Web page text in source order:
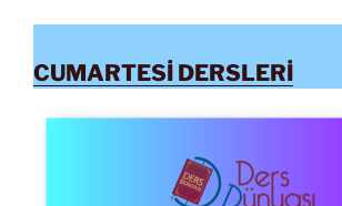
CUMARTESİ DERSLERİ